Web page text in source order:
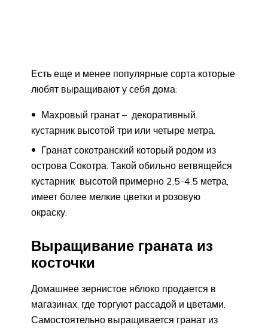
Есть еще и менее популярные сорта которые
любят выращивают у себя дома:
Махровый гранат – декоративный
кустарник высотой три или четыре метра.
Гранат сокотранский который родом из
острова Сокотра. Такой обильно ветвящейся
кустарник высотой примерно 2.5-4.5 метра,
имеет более мелкие цветки и розовую
окраску.
Выращивание граната из
косточки
Домашнее зернистое яблоко продается в
магазинах, где торгуют рассадой и цветами.
Самостоятельно выращивается гранат из